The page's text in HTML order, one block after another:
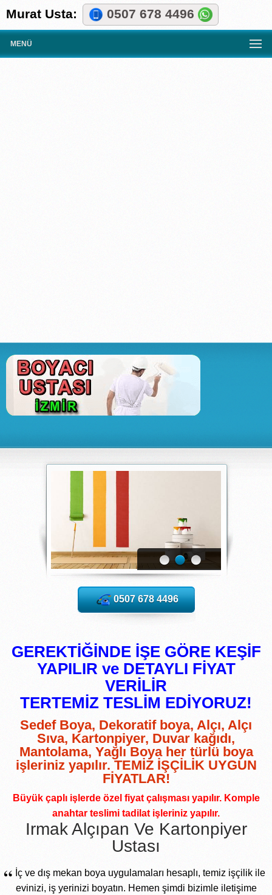
Murat Usta: 0507 678 4496
MENÜ
0507 678 4496
GEREKTİĞİNDE İŞE GÖRE KEŞİF
YAPILIR ve DETAYLI FİYAT
VERİLİR
TERTEMİZ TESLİM EDİYORUZ!
Sedef Boya, Dekoratif boya, Alçı, Alçı
Sıva, Kartonpiyer, Duvar kağıdı,
Mantolama, Yağlı Boya her türlü boya
işleriniz yapılır. TEMİZ İŞÇİLİK UYGUN
FİYATLAR!
Büyük çaplı işlerde özel fiyat çalışması yapılır. Komple
anahtar teslimi tadilat işleriniz yapılır.
Irmak Alçıpan Ve Kartonpiyer
Ustası
“ İç ve dış mekan boya uygulamaları hesaplı, temiz işçilik ile
evinizi, iş yerinizi boyatın. Hemen şimdi bizimle iletişime